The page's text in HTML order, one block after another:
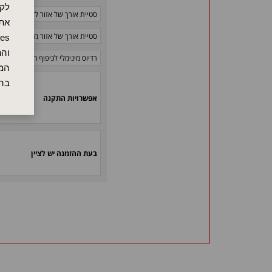
סטיית אורך של אזור לא מחומם
סטיית אורך של אזור מחומם
רדיוס מינימלי לכיפוף הפנימי
אפשרויות התקנה
בעת ההזמנה יש לציין